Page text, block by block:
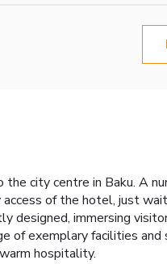
city centre in Baku. A
of the hotel, just
designed, immersing
of exemplary facilities
hospitality.